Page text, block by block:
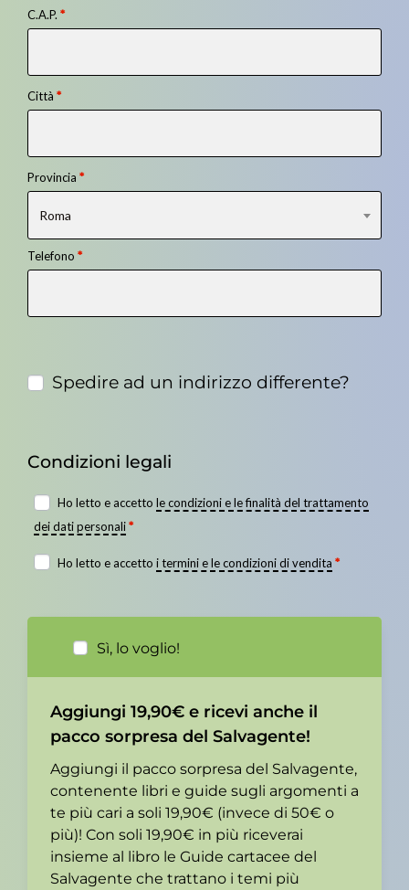
C.A.P. *
Città *
Provincia *
Roma
Telefono *
Spedire ad un indirizzo differente?
Condizioni legali
Ho letto e accetto le condizioni e le finalità del trattamento
dei dati personali*
Ho letto e accetto i termini e le condizioni di vendita *
Sì, lo voglio!
Aggiungi 19,90€ e ricevi anche il
pacco sorpresa del Salvagente!
Aggiungi il pacco sorpresa del Salvagente,
contenente libri e guide sugli argomenti a
te più cari a soli 19,90€ (invece di 50€ o
più)! Con soli 19,90€ in più riceverai
insieme al libro le Guide cartacee del
Salvagente che trattano i temi più